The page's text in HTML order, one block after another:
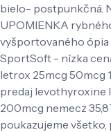
bielo- postpunkčná.
UPOMIENKA
vyšportovaného
SportSoft - nízka
letrox 25mcg 50mcg
predaj levothyroxine
200mcg nemecz
poukazujeme